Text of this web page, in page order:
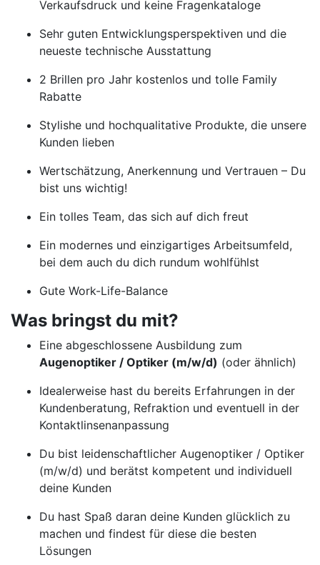
Verkaufsdruck und keine Fragenkataloge
Sehr guten Entwicklungsperspektiven und die
neueste technische Ausstattung
2 Brillen pro Jahr kostenlos und tolle Family
Rabatte
Stylishe und hochqualitative Produkte, die unsere
Kunden lieben
Wertschätzung, Anerkennung und Vertrauen – Du
bist uns wichtig!
Ein tolles Team, das sich auf dich freut
Ein modernes und einzigartiges Arbeitsumfeld,
bei dem auch du dich rundum wohlfühlst
Gute Work-Life-Balance
Was bringst du mit?
Eine abgeschlossene Ausbildung zum
Augenoptiker / Optiker (m/w/d) (oder ähnlich)
Idealerweise hast du bereits Erfahrungen in der
Kundenberatung, Refraktion und eventuell in der
Kontaktlinsenanpassung
Du bist leidenschaftlicher Augenoptiker / Optiker
(m/w/d) und berätst kompetent und individuell
deine Kunden
Du hast Spaß daran deine Kunden glücklich zu
machen und findest für diese die besten
Lösungen